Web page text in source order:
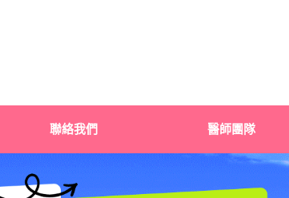
聯絡我們 醫師團隊